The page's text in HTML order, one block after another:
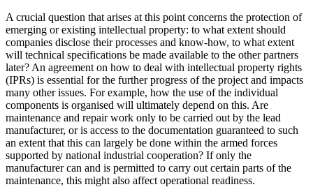
A crucial question that arises at this point concerns the protection of
emerging or existing intellectual property: to what extent should
companies disclose their pro­cesses and know-how, to what extent
will technical specifications be made available to the other partners
later? An agreement on how to deal with intellectual property rights
(IPRs) is essential for the further progress of the project and impacts
many other issues. For example, how the use of the individual
components is organised will ultimately depend on this. Are
maintenance and repair work only to be carried out by the lead
manufacturer, or is access to the docu­mentation guaranteed to such
an extent that this can largely be done within the armed forces
supported by national indus­trial cooperation? If only the
manufacturer can and is permitted to carry out certain parts of the
maintenance, this might also affect operational readiness.